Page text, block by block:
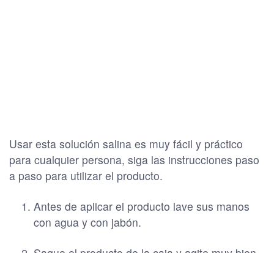
Usar esta solución salina es muy fácil y práctico
para cualquier persona, siga las instrucciones paso
a paso para utilizar el producto.
Antes de aplicar el producto lave sus manos
con agua y con jabón.